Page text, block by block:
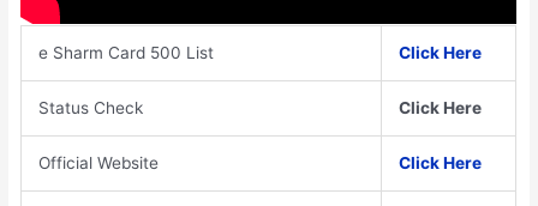
e Sharm Card 500 List Click Here
Status Check Click Here
Official Website Click Here